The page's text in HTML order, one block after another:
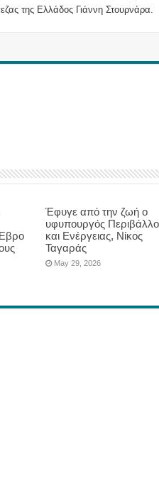
της Ελλάδος Γιάννη Στουρνάρα.
Έφυγε από την ζωή ο
υφυπουργός
και Ενέργειας, Νίκος
Ταγαράς
May 29, 2026